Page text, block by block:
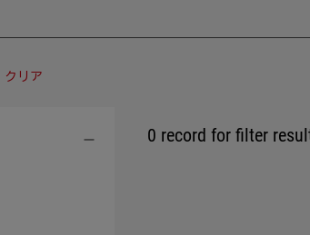
ROG Matrix
クリア
0 record for filter